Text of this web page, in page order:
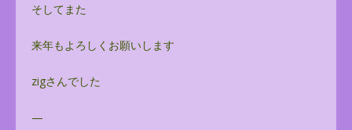
そしてまた
来年もよろしくお願いします
zigさんでした
—